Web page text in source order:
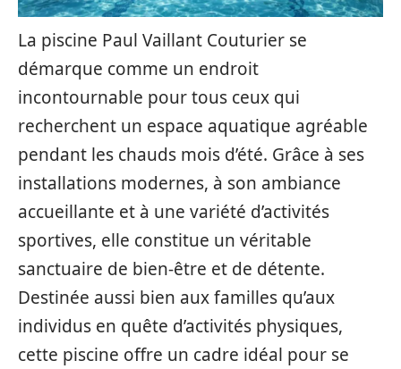
La piscine Paul Vaillant Couturier se
démarque comme un endroit
incontournable pour tous ceux qui
recherchent un espace aquatique agréable
pendant les chauds mois d’été. Grâce à ses
installations modernes, à son ambiance
accueillante et à une variété d’activités
sportives, elle constitue un véritable
sanctuaire de bien-être et de détente.
Destinée aussi bien aux familles qu’aux
individus en quête d’activités physiques,
cette piscine offre un cadre idéal pour se